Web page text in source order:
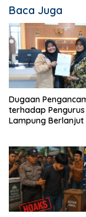
Baca Juga
Dugaan
terhadap Pengurus
Lampung Berlanjut